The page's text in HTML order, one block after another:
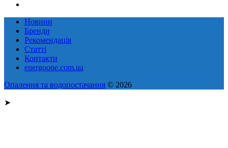
Новини
Бренди
Рекомендація
Статті
Контакти
energoone.com.ua
Опалення та водопостачання © 2026
➤